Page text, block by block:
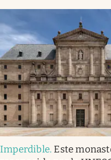
Imperdible. Este